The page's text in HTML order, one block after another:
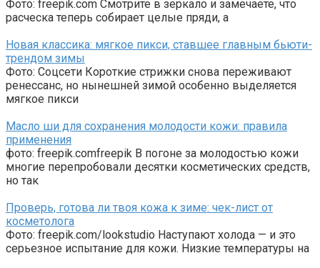
Фото: freepik.com Смотрите в зеркало и замечаете, что
расческа теперь собирает целые пряди, а
Новая классика: мягкое пикси, ставшее главным бьюти-
трендом зимы
Фото: Соцсети Короткие стрижки снова переживают
ренессанс, но нынешней зимой особенно выделяется
мягкое пикси
Масло ши для сохранения молодости кожи: правила
применения
фото: freepik.comfreepik В погоне за молодостью кожи
многие перепробовали десятки косметических средств,
но так
Проверь, готова ли твоя кожа к зиме: чек-лист от
косметолога
Фото: freepik.com/lookstudio Наступают холода — и это
серьезное испытание для кожи. Низкие температуры на